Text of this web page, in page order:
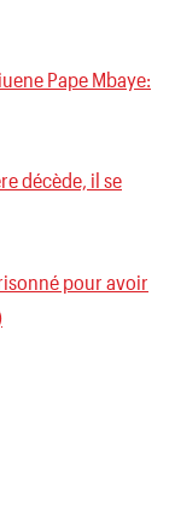
Pape Mbaye:
décède, il se
pour avoir